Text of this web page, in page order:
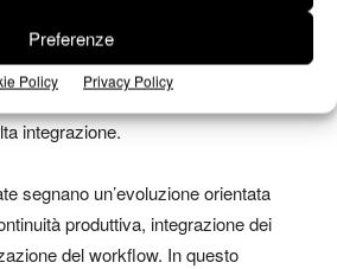
Preferenze
Policy Privacy Policy
Technologies
chiaro: Liyu, attraverso Platinum
integrazione.
segnano un’evoluzione orientata
produttiva, integrazione dei
del workflow. In questo